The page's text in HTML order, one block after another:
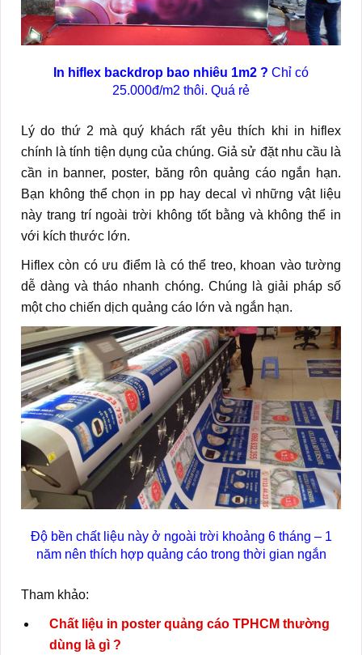
In hiflex backdrop bao nhiêu 1m2 ? Chỉ có
25.000đ/m2 thôi. Quá rẻ
Lý do thứ 2 mà quý khách rất yêu thích khi in hiflex
chính là tính tiện dụng của chúng. Giả sử đặt nhu cầu là
cần in banner, poster, băng rôn quảng cáo ngắn hạn.
Bạn không thể chọn in pp hay decal vì những vật liệu
này trang trí ngoài trời không tốt bằng và không thể in
với kích thước lớn.
Hiflex còn có ưu điểm là có thể treo, khoan vào tường
dễ dàng và tháo nhanh chóng. Chúng là giải pháp số
một cho chiến dịch quảng cáo lớn và ngắn hạn.
Độ bền chất liệu này ở ngoài trời khoảng 6 tháng – 1
năm nên thích hợp quảng cáo trong thời gian ngắn
Tham khảo:
Chất liệu in poster quảng cáo TPHCM thường
dùng là gì ?